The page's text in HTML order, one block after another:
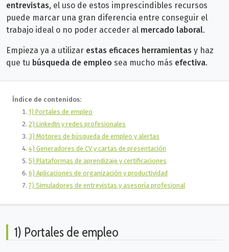
entrevistas, el uso de estos imprescindibles recursos
puede marcar una gran diferencia entre conseguir el
trabajo ideal o no poder acceder al mercado laboral.
Empieza ya a utilizar estas eficaces herramientas y haz
que tu búsqueda de empleo sea mucho más efectiva.
Índice de contenidos:
1) Portales de empleo
2) LinkedIn y redes profesionales
3) Motores de búsqueda de empleo y alertas
4) Generadores de CV y cartas de presentación
5) Plataformas de aprendizaje y certificaciones
6) Aplicaciones de organización y productividad
7) Simuladores de entrevistas y asesoría profesional
1) Portales de empleo